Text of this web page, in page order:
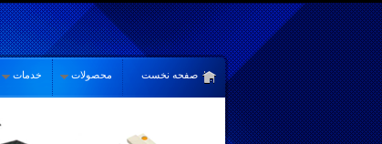
صفحه نخست محصولات خدمات